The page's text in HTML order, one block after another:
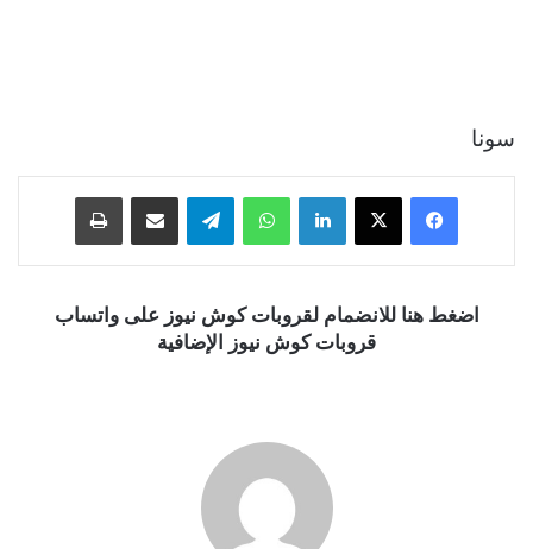
سونا
فيسبوك ‫X لينكدإن واتساب تيلقرام
اضغط هنا للانضمام لقروبات كوش نيوز على واتساب
قروبات كوش نيوز الإضافية